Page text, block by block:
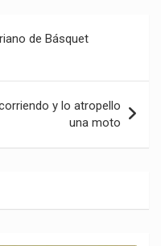
de Básquet
y lo atropello
una moto